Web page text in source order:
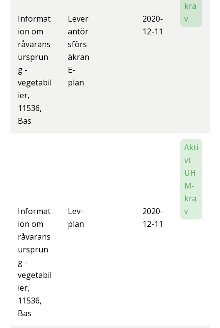
Informat
ion om
råvarans
ursprun
g -
vegetabil
ier,
11536,
Bas
Lever
antör
sförs
äkran
E-
plan
2020-
12-11
kra
v
Informat
ion om
råvarans
ursprun
g -
vegetabil
ier,
11536,
Bas
Lev-
plan
2020-
12-11
Akti
vt
UH
M-
kra
v